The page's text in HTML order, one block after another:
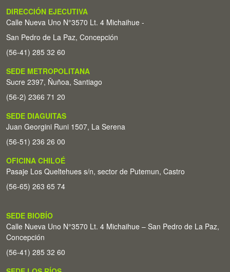
DIRECCIÓN EJECUTIVA
Calle Nueva Uno N°3570 Lt. 4 Michaihue -
San Pedro de La Paz, Concepción
(56-41) 285 32 60
SEDE METROPOLITANA
Sucre 2397, Ñuñoa, Santiago
(56-2) 2366 71 20
SEDE DIAGUITAS
Juan Georgini Runi 1507, La Serena
(56-51) 236 26 00
OFICINA CHILOÉ
Pasaje Los Queltehues s/n, sector de Putemun, Castro
(56-65) 263 65 74
SEDE BIOBÍO
Calle Nueva Uno N°3570 Lt. 4 Michaihue – San Pedro de La Paz,
Concepción
(56-41) 285 32 60